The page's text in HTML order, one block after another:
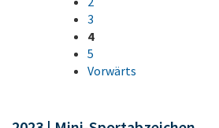
3
4
5
Vorwärts